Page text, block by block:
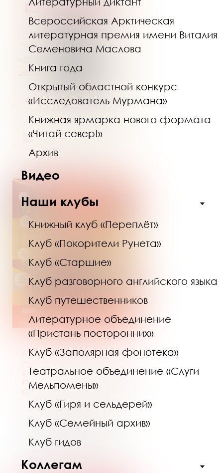
Всероссийская Арктическая
литературная премия имени Виталия
Семеновича Маслова
Книга года
Открытый областной конкурс
«Исследователь Мурмана»
Книжная ярмарка нового формата
«Читай север!»
Архив
Видео
Наши клубы
Книжный клуб «Переплёт»
Клуб «Покорители Рунета»
Клуб «Старшие»
Клуб разговорного английского языка
Клуб путешественников
Литературное объединение
«Пристань посторонних»
Клуб «Заполярная фонотека»
Театральное объединение «Слуги
Мельпомены»
Клуб «Гиря и сельдерей»
Клуб «Семейный архив»
Клуб гидов
Коллегам